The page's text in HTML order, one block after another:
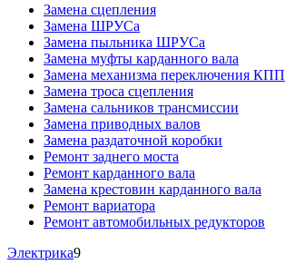
Замена сцепления
Замена ШРУСа
Замена пыльника ШРУСа
Замена муфты карданного вала
Замена механизма переключения КПП
Замена троса сцепления
Замена сальников трансмиссии
Замена приводных валов
Замена раздаточной коробки
Ремонт заднего моста
Ремонт карданного вала
Замена крестовин карданного вала
Ремонт вариатора
Ремонт автомобильных редукторов
Электрика9